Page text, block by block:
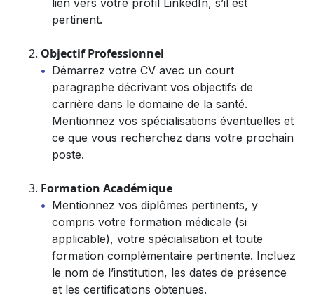
lien vers votre profil LinkedIn, s’il est
pertinent.
Objectif Professionnel
Démarrez votre CV avec un court
paragraphe décrivant vos objectifs de
carrière dans le domaine de la santé.
Mentionnez vos spécialisations éventuelles et
ce que vous recherchez dans votre prochain
poste.
Formation Académique
Mentionnez vos diplômes pertinents, y
compris votre formation médicale (si
applicable), votre spécialisation et toute
formation complémentaire pertinente. Incluez
le nom de l’institution, les dates de présence
et les certifications obtenues.